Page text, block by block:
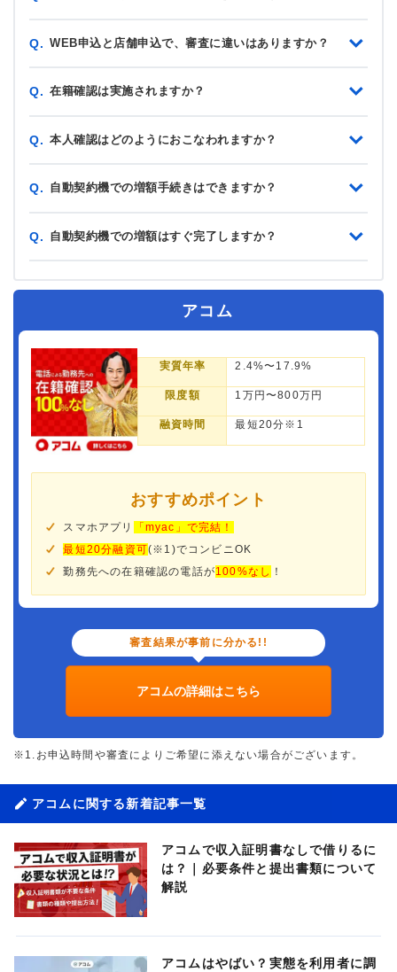
Q. WEB申込と店舗申込で、審査に違いはありますか？
Q. 在籍確認は実施されますか？
Q. 本人確認はどのようにおこなわれますか？
Q. 自動契約機での増額手続きはできますか？
Q. 自動契約機での増額はすぐ完了しますか？
アコム
実質年率 2.4%〜17.9%
限度額 1万円〜800万円
融資時間 最短20分※1
おすすめポイント
スマホアプリ
「myac」で完結！
最短20分融資可(※1)でコンビニOK
勤務先への在籍確認の電話が100%なし ！
審査結果が事前に分かる!!
アコムの詳細はこちら
※1.お申込時間や審査によりご希望に添えない場合がございます。
アコムに関する新着記事一覧
アコムで収入証明書なしで借りるに
は？｜必要条件と提出書類について
解説
アコムはやばい？実態を利用者に調